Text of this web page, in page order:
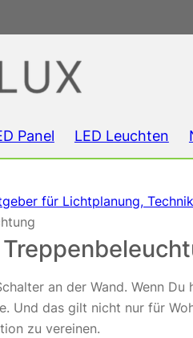
Panel LED Leuchten
für Lichtplanung,
an der Wand. Wenn
Und das gilt nicht nur für
zu vereinen.